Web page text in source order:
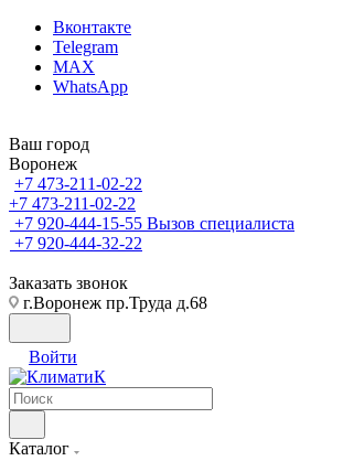
Вконтакте
Telegram
MAX
WhatsApp
Ваш город
Воронеж
+7 473-211-02-22
+7 473-211-02-22
+7 920-444-15-55 Вызов специалиста
+7 920-444-32-22
Заказать звонок
г.Воронеж пр.Труда д.68
Войти
Каталог